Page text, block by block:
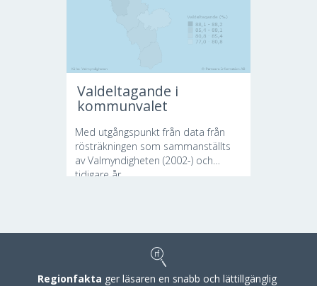
Valdeltagande i
kommunvalet
Med utgångspunkt från data från
rösträkningen som sammanställts
av Valmyndigheten (2002-) och
tidigare år...
Regionfakta ger läsaren en snabb och lättillgänglig